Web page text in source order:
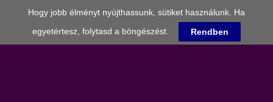
Hogy jobb élményt nyújthassunk, sütiket használunk. Ha
egyetértesz, folytasd a böngészést.
Rendben